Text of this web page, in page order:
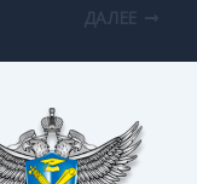
ДАЛЕЕ